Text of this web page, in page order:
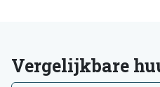
Vergelijkbare